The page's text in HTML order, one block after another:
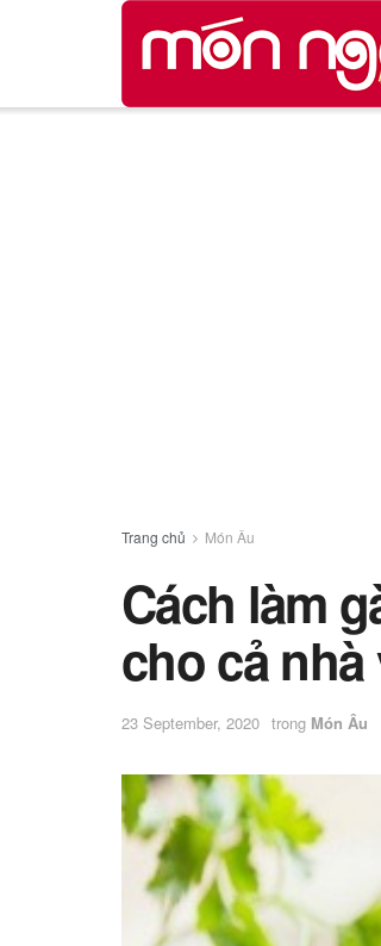
Trang chủ Món Âu
Cách làm
cho cả
23 September, 2020 trong Món Âu